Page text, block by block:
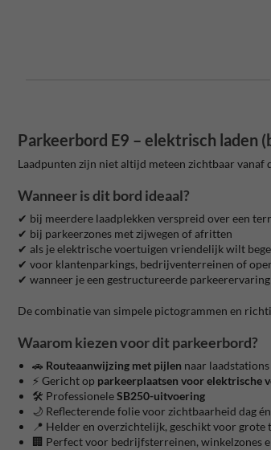
Parkeerbord E9 – elektrisch laden
Laadpunten zijn niet altijd meteen zichtbaar
Wanneer is dit bord ideaal?
✔ bij meerdere laadplekken verspreid over een
✔ bij parkeerzones met zijwegen of afritten
✔ als je elektrische voertuigen vriendelijk wilt
✔ voor klantenparkings, bedrijventerreinen of
✔ wanneer je een gestructureerde
De combinatie van simpele pictogrammen en
Waarom kiezen voor dit parkeerbord?
🚗 Routeaanwijzing met pijlen naar laadstations
⚡ Gericht op parkeerplaatsen voor elektrische
🛠️ ProfessioneleSB250-uitvoering
🌙 Reflecterende folie voor zichtbaarheid dag
📍 Helder en overzichtelijk, geschikt voor grote
🏢 Perfect voor bedrijfsterreinen, winkelzones